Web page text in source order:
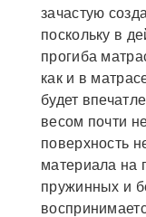
зачастую
поскольку в
прогиба
как и в
будет
весом почти
поверхность
материала на
пружинных и